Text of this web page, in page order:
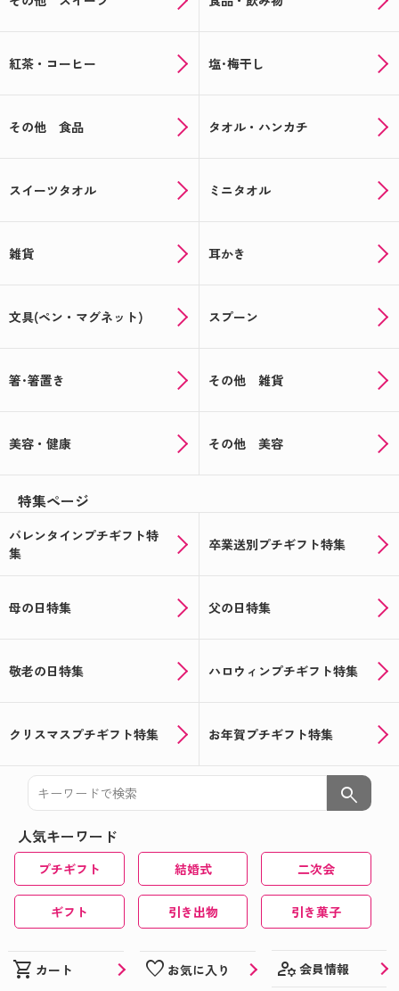
紅茶・コーヒー 塩･梅干し
その他 食品 タオル・ハンカチ
スイーツタオル ミニタオル
雑貨 耳かき
文具(ペン・マグネット) スプーン
箸･箸置き その他 雑貨
美容・健康 その他 美容
特集ページ
バレンタインプチギフト特
集
卒業送別プチギフト特集
母の日特集 父の日特集
敬老の日特集 ハロウィンプチギフト特集
クリスマスプチギフト特集 お年賀プチギフト特集
search
人気キーワード
プチギフト 結婚式 二次会
ギフト 引き出物 引き菓子
shopping_cart カート favorite お気に入り manage_accounts 会員情報